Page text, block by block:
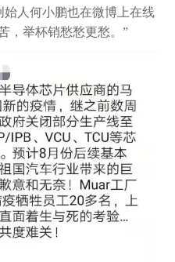
人何小鹏也在微博上在线
，举杯销愁愁更愁。”